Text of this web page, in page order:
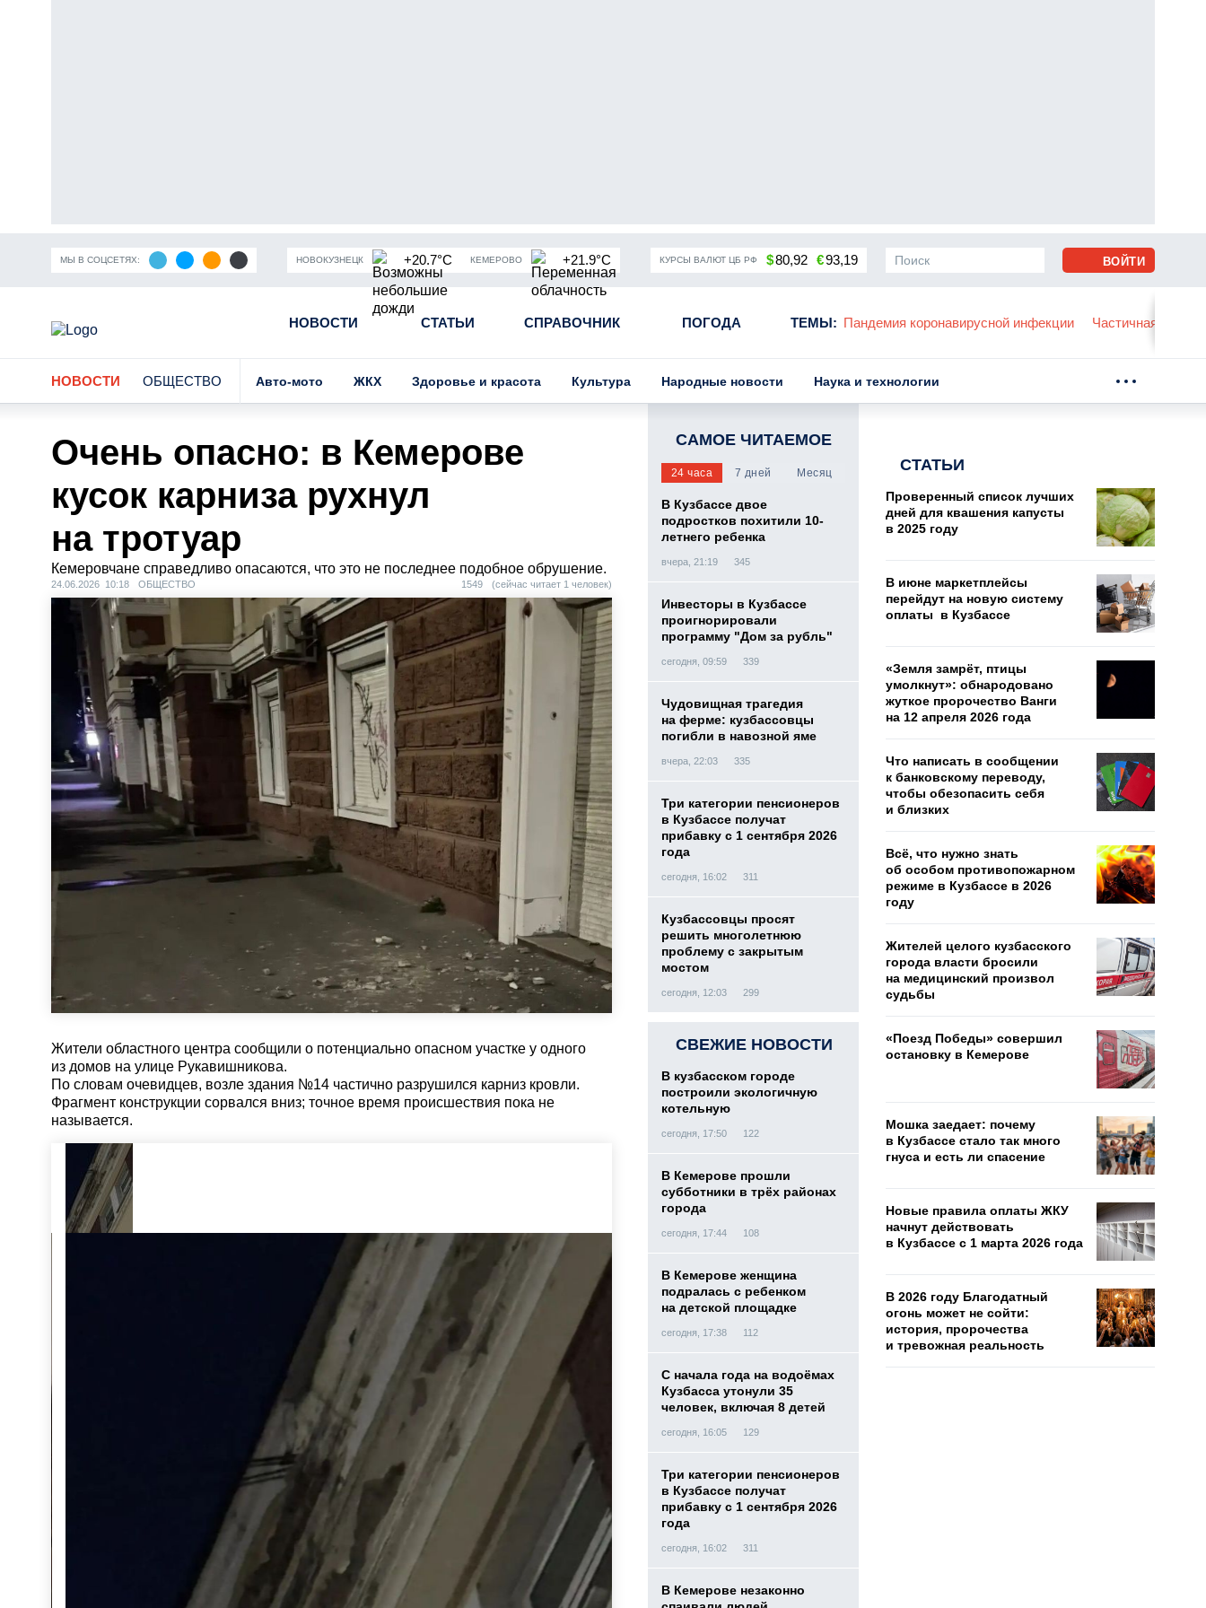
МЫ В СОЦСЕТЯХ: НОВОКУЗНЕЦК +20.7°C КЕМЕРОВО +21.9°C КУРСЫ ВАЛЮТ ЦБ РФ $80,92 €93,19
НОВОСТИ СТАТЬИ СПРАВОЧНИК ПОГОДА ТЕМЫ:
Кузбасса Пандемия коронавирусной инфекции Частичная мобилизация в России Угольная промышленность Кузбасса Пандемия коронавирусной инфекции Частичная
ВОЙТИ
НОВОСТИ ОБЩЕСТВО Авто-мото ЖКХ Здоровье и красота Культура Народные новости Наука и технологии
Очень опасно: в Кемерове
кусок карниза рухнул
на тротуар
Кемеровчане справедливо опасаются, что это не последнее подобное обрушение.
24.06.2026 10:18 ОБЩЕСТВО 1549 (сейчас читает 1 человек)
Жители областного центра сообщили о потенциально опасном участке у одного
из домов на улице Рукавишникова.
По словам очевидцев, возле здания №14 частично разрушился карниз кровли.
Фрагмент конструкции сорвался вниз; точное время происшествия пока не
называется.
САМОЕ ЧИТАЕМОЕ
24 часа 7 дней Месяц
В Кузбассе двое
подростков похитили 10-
летнего ребенка
вчера, 21:19 345
Инвесторы в Кузбассе
проигнорировали
программу "Дом за рубль"
сегодня, 09:59 339
Чудовищная трагедия
на ферме: кузбассовцы
погибли в навозной яме
вчера, 22:03 335
Три категории пенсионеров
в Кузбассе получат
прибавку с 1 сентября 2026
года
сегодня, 16:02 311
Кузбассовцы просят
решить многолетнюю
проблему с закрытым
мостом
сегодня, 12:03 299
СВЕЖИЕ НОВОСТИ
В кузбасском городе
построили экологичную
котельную
сегодня, 17:50 122
В Кемерове прошли
субботники в трёх районах
города
сегодня, 17:44 108
В Кемерове женщина
подралась с ребенком
на детской площадке
сегодня, 17:38 112
С начала года на водоёмах
Кузбасса утонули 35
человек, включая 8 детей
сегодня, 16:05 129
Три категории пенсионеров
в Кузбассе получат
прибавку с 1 сентября 2026
года
сегодня, 16:02 311
В Кемерове незаконно
СТАТЬИ
Проверенный список лучших
дней для квашения капусты
в 2025 году
В июне маркетплейсы
перейдут на новую систему
оплаты в Кузбассе
«Земля замрёт, птицы
умолкнут»: обнародовано
жуткое пророчество Ванги
на 12 апреля 2026 года
Что написать в сообщении
к банковскому переводу,
чтобы обезопасить себя
и близких
Всё, что нужно знать
об особом противопожарном
режиме в Кузбассе в 2026
году
Жителей целого кузбасского
города власти бросили
на медицинский произвол
судьбы
«Поезд Победы» совершил
остановку в Кемерове
Мошка заедает: почему
в Кузбассе стало так много
гнуса и есть ли спасение
Новые правила оплаты ЖКУ
начнут действовать
в Кузбассе с 1 марта 2026 года
В 2026 году Благодатный
огонь может не сойти:
история, пророчества
и тревожная реальность